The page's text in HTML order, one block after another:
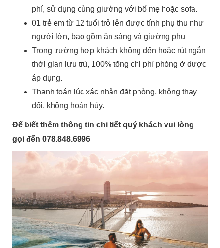
phí, sử dụng cùng giường với bố mẹ hoặc sofa.
01 trẻ em từ 12 tuổi trở lên được tính phụ thu như
người lớn, bao gồm ăn sáng và giường phụ
Trong trường hợp khách không đến hoặc rút ngắn
thời gian lưu trú, 100% tổng chi phí phòng ở được
áp dụng.
Thanh toán lúc xác nhận đặt phòng, không thay
đổi, không hoàn hủy.
Để biết thêm thông tin chi tiết quý khách vui lòng
gọi đến078.848.6996